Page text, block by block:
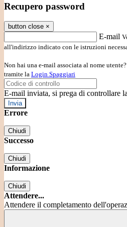
Recupero password
button close ×
E-mail
all'indirizzo indicato con le istruzioni
Non hai una e-mail associata al nome
tramite la Login Spaggiari
E-mail inviata, si prega di controllare
Errore
Chiudi
Successo
Chiudi
Informazione
Chiudi
Attendere...
Attendere il completamento